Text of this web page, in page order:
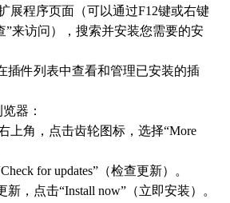
展程序页面（可以通过F12键或右键
”来访问），搜索并安装您需要的安
插件列表中查看和管理已安装的插
器：
上角，点击齿轮图标，选择“More
for updates”（检查更新）。
，点击“Install now”（立即安装）。